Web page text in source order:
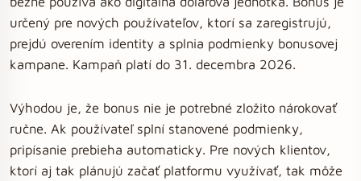
určený pre nových používateľov, ktorí sa zaregistrujú,
prejdú overením identity a splnia podmienky bonusovej
kampane. Kampaň platí do 31. decembra 2026.
Výhodou je, že bonus nie je potrebné zložito nárokovať
ručne. Ak používateľ splní stanovené podmienky,
pripísanie prebieha automaticky. Pre nových klientov,
ktorí aj tak plánujú začať platformu využívať, tak môže